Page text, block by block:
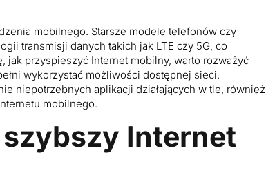
mobilnego. Starsze modele telefonów czy
transmisji danych takich jak LTE czy 5G, co
jak przyspieszyć Internet mobilny, warto rozważyć
wykorzystać możliwości dostępnej sieci.
niepotrzebnych aplikacji działających w tle, również
mobilnego.
Internet